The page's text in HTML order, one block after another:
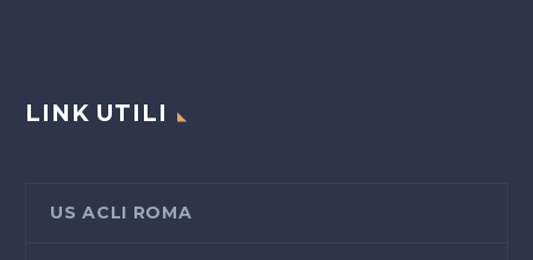
LINK UTILI
US ACLI ROMA